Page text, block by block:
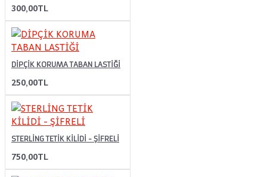
300,00TL
DİPÇİK KORUMA TABAN LASTİĞİ
250,00TL
STERLİNG TETİK KİLİDİ - ŞİFRELİ
750,00TL